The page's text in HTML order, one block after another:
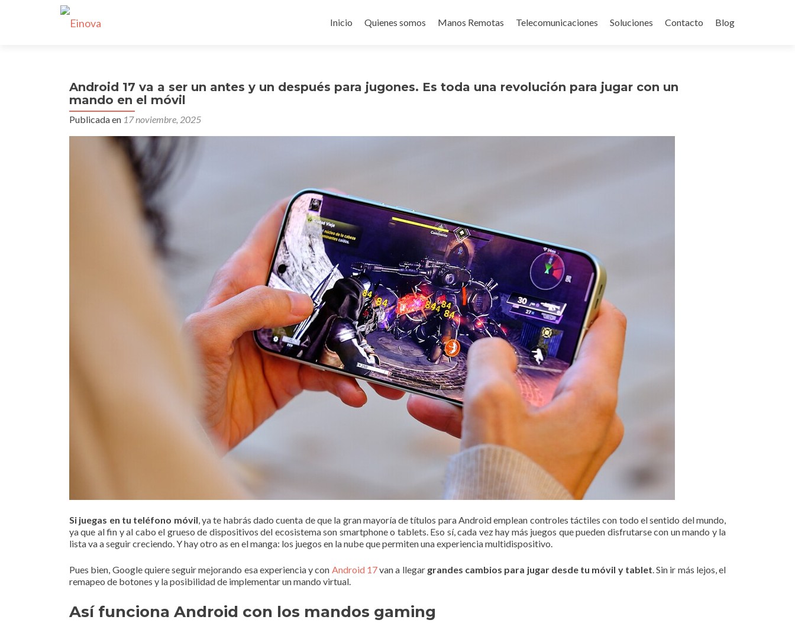
al
Inicio Quienes somos Manos Remotas Telecomunicaciones Soluciones Contacto Blog
Android 17 va a ser un antes y un después para jugones. Es toda una revolución para jugar con un
mando en el móvil
Publicada en 17 noviembre, 2025
Si juegas en tu teléfono móvil, ya te habrás dado cuenta de que la gran mayoría de títulos para Android emplean controles táctiles con todo el sentido del mundo,
ya que al fin y al cabo el grueso de dispositivos del ecosistema son smartphone o tablets. Eso sí, cada vez hay más juegos que pueden disfrutarse con un mando y la
lista va a seguir creciendo. Y hay otro as en el manga: los juegos en la nube que permiten una experiencia multidispositivo.
Pues bien, Google quiere seguir mejorando esa experiencia y con Android 17van a llegar grandes cambios para jugar desde tu móvil y tablet. Sin ir más lejos, el
remapeo de botones y la posibilidad de implementar un mando virtual.
Así funciona Android con los mandos gaming